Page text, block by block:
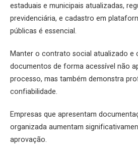
estaduais e municipais atualizadas,
previdenciária, e cadastro em
públicas é essencial.
Manter o contrato social atualizado e
documentos de forma acessível não
processo, mas também demonstra
confiabilidade.
Empresas que apresentam
organizada aumentam
aprovação.